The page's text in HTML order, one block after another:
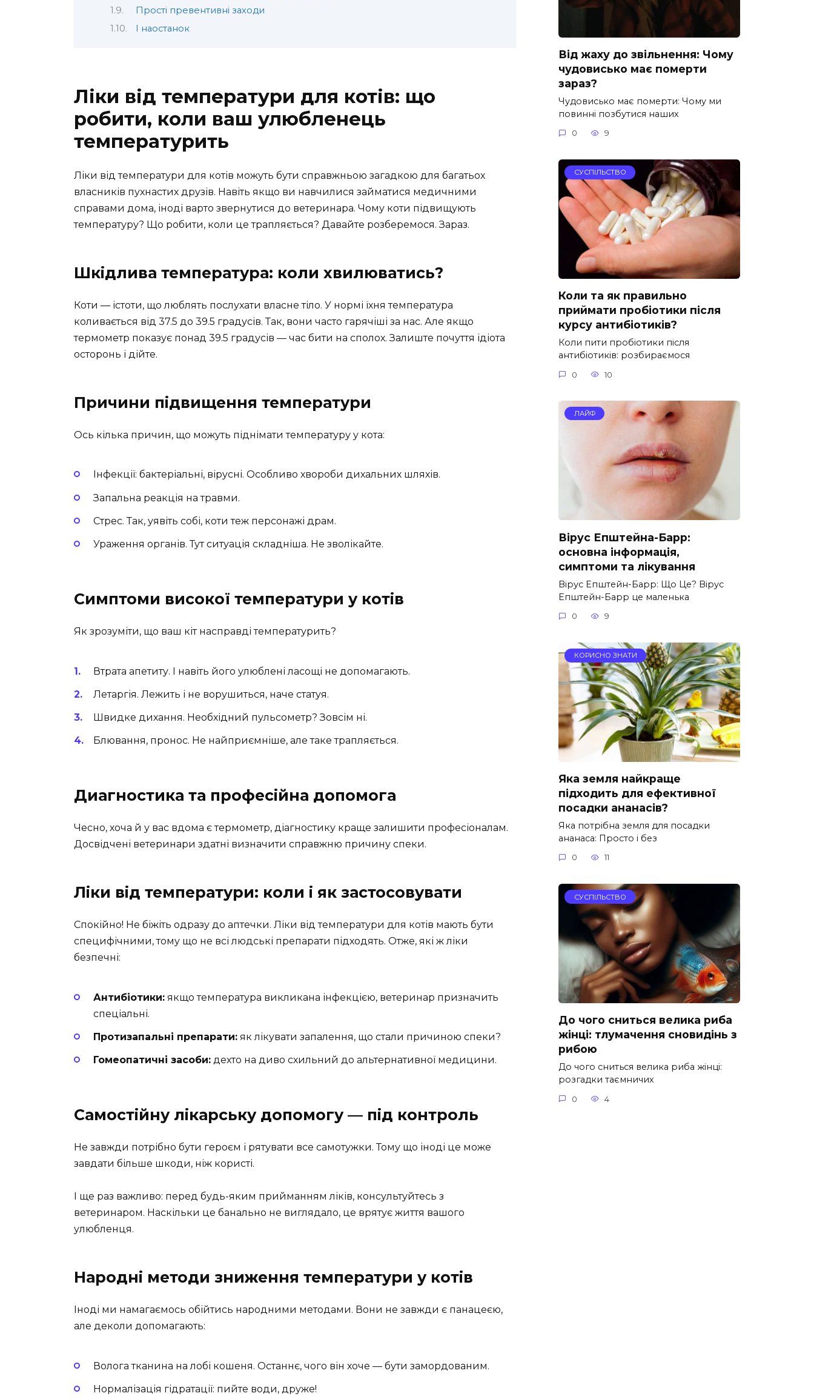
Прості превентивні заходи
І наостанок
Ліки від температури для котів: що
робити, коли ваш улюбленець
температурить
Ліки від температури для котів можуть бути справжньою загадкою для багатьох
власників пухнастих друзів. Навіть якщо ви навчилися займатися медичними
справами дома, іноді варто звернутися до ветеринара. Чому коти підвищують
температуру? Що робити, коли це трапляється? Давайте розберемося. Зараз.
Шкідлива температура: коли хвилюватись?
Коти — істоти, що люблять послухати власне тіло. У нормі їхня температура
коливається від 37.5 до 39.5 градусів. Так, вони часто гарячіші за нас. Але якщо
термометр показує понад 39.5 градусів — час бити на сполох. Залиште почуття ідіота
осторонь і дійте.
Причини підвищення температури
Ось кілька причин, що можуть піднімати температуру у кота:
Інфекції: бактеріальні, вірусні. Особливо хвороби дихальних шляхів.
Запальна реакція на травми.
Стрес. Так, уявіть собі, коти теж персонажі драм.
Ураження органів. Тут ситуація складніша. Не зволікайте.
Симптоми високої температури у котів
Як зрозуміти, що ваш кіт насправді температурить?
Втрата апетиту. І навіть його улюблені ласощі не допомагають.
Летаргія. Лежить і не ворушиться, наче статуя.
Швидке дихання. Необхідний пульсометр? Зовсім ні.
Блювання, пронос. Не найприємніше, але таке трапляється.
Диагностика та професійна допомога
Чесно, хоча й у вас вдома є термометр, діагностику краще залишити професіоналам.
Досвідчені ветеринари здатні визначити справжню причину спеки.
Ліки від температури: коли і як застосовувати
Спокійно! Не біжіть одразу до аптечки. Ліки від температури для котів мають бути
специфічними, тому що не всі людські препарати підходять. Отже, які ж ліки
безпечні:
Антибіотики: якщо температура викликана інфекцією, ветеринар призначить
спеціальні.
Протизапальні препарати: як лікувати запалення, що стали причиною спеки?
Гомеопатичні засоби: дехто на диво схильний до альтернативної медицини.
Самостійну лікарську допомогу — під контроль
Не завжди потрібно бути героєм і рятувати все самотужки. Тому що іноді це може
завдати більше шкоди, ніж користі.
І ще раз важливо: перед будь-яким прийманням ліків, консультуйтесь з
ветеринаром. Наскільки це банально не виглядало, це врятує життя вашого
улюбленця.
Народні методи зниження температури у котів
Іноді ми намагаємось обійтись народними методами. Вони не завжди є панацеєю,
але деколи допомагають:
Волога тканина на лобі кошеня. Останнє, чого він хоче — бути замордованим.
Нормалізація гідратації: пийте води, друже!
Від жаху до звільнення: Чому
чудовисько має померти
зараз?
Чудовисько має померти: Чому ми
повинні позбутися наших
0 9
СУСПІЛЬСТВО
Коли та як правильно
приймати пробіотики після
курсу антибіотиків?
Коли пити пробіотики після
антибіотиків: розбираємося
0 10
ЛАЙФ
Вірус Епштейна-Барр:
основна інформація,
симптоми та лікування
Вірус Епштейн-Барр: Що Це? Вірус
Епштейн-Барр це маленька
0 9
КОРИСНО ЗНАТИ
Яка земля найкраще
підходить для ефективної
посадки ананасів?
Яка потрібна земля для посадки
ананаса: Просто і без
0 11
СУСПІЛЬСТВО
До чого сниться велика риба
жінці: тлумачення сновидінь з
рибою
До чого сниться велика риба жінці:
розгадки таємничих
0 4